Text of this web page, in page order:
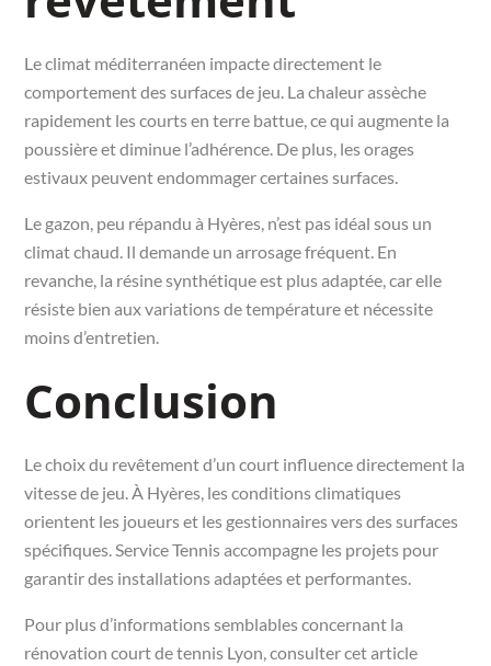
Le climat méditerranéen impacte directement le
comportement des surfaces de jeu. La chaleur assèche
rapidement les courts en terre battue, ce qui augmente la
poussière et diminue l’adhérence. De plus, les orages
estivaux peuvent endommager certaines surfaces.
Le gazon, peu répandu à Hyères, n’est pas idéal sous un
climat chaud. Il demande un arrosage fréquent. En
revanche, la résine synthétique est plus adaptée, car elle
résiste bien aux variations de température et nécessite
moins d’entretien.
Conclusion
Le choix du revêtement d’un court influence directement la
vitesse de jeu. À Hyères, les conditions climatiques
orientent les joueurs et les gestionnaires vers des surfaces
spécifiques. Service Tennis accompagne les projets pour
garantir des installations adaptées et performantes.
Pour plus d’informations semblables concernant la
rénovation court de tennis Lyon, consulter cet article